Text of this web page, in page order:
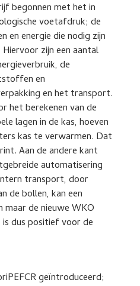
begonnen met het in
voetafdruk; de
en energie die nodig zijn
zijn een aantal
de
en
en het transport.
het berekenen van de
lagen in de kas, hoeven
kas te verwarmen. Dat
Aan de andere kant
automatisering
transport, door
de bollen, kan een
maar de nieuwe WKO
dus positief voor de
geïntroduceerd;